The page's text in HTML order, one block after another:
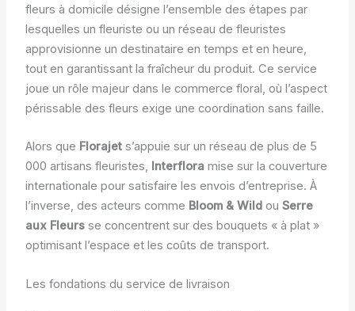
fleurs à domicile désigne l’ensemble des étapes par
lesquelles un fleuriste ou un réseau de fleuristes
approvisionne un destinataire en temps et en heure,
tout en garantissant la fraîcheur du produit. Ce service
joue un rôle majeur dans le commerce floral, où l’aspect
périssable des fleurs exige une coordination sans faille.
Alors que Florajets’appuie sur un réseau de plus de 5
000 artisans fleuristes, Interfloramise sur la couverture
internationale pour satisfaire les envois d’entreprise. À
l’inverse, des acteurs comme Bloom & Wild ou Serre
aux Fleursse concentrent sur des bouquets « à plat »
optimisant l’espace et les coûts de transport.
Les fondations du service de livraison